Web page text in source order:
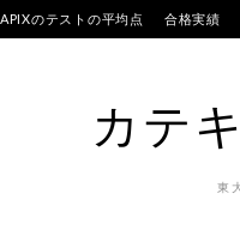
のテストの平均点 合格実績
カテ
東